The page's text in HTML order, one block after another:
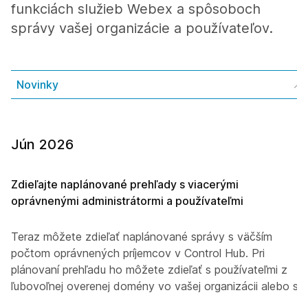
funkciách služieb Webex a spôsoboch
správy vašej organizácie a používateľov.
Novinky
Jún 2026
Zdieľajte naplánované prehľady s viacerými
oprávnenými administrátormi a používateľmi
Teraz môžete zdieľať naplánované správy s väčším
počtom oprávnených príjemcov v Control Hub. Pri
plánovaní prehľadu ho môžete zdieľať s používateľmi z
ľubovoľnej overenej domény vo vašej organizácii alebo s